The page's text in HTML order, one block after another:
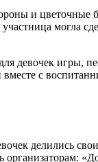
и
могла
девочек игры,
с
делились